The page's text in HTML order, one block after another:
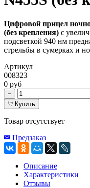
Цифровой прицел
(без крепления) с
подсветкой 940 нм
стрельбы в сумерках и
Артикул
008323
0 руб
Купить
Товар отсутствует
Предзаказ
Описание
Характеристики
Отзывы